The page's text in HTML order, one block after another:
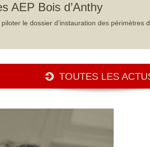
AEP Bois d’Anthy
le dossier d’instauration des périmètres
TOUTES LES